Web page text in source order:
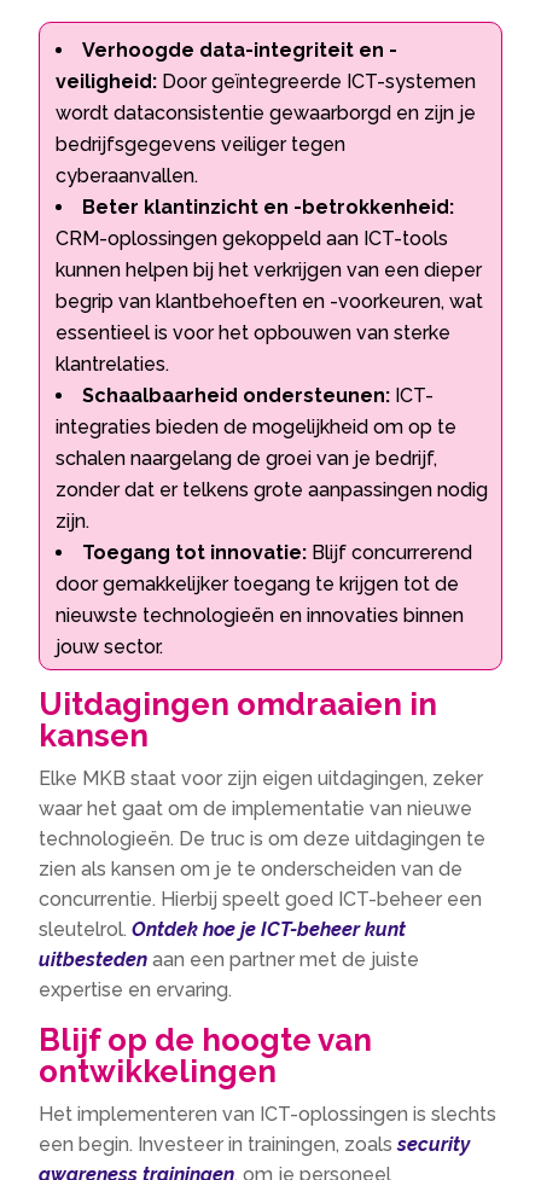
Verhoogde data-integriteit en -
veiligheid: Door geïntegreerde ICT-systemen
wordt dataconsistentie gewaarborgd en zijn je
bedrijfsgegevens veiliger tegen
cyberaanvallen.
Beter klantinzicht en -betrokkenheid:
CRM-oplossingen gekoppeld aan ICT-tools
kunnen helpen bij het verkrijgen van een dieper
begrip van klantbehoeften en -voorkeuren, wat
essentieel is voor het opbouwen van sterke
klantrelaties.
Schaalbaarheid ondersteunen: ICT-
integraties bieden de mogelijkheid om op te
schalen naargelang de groei van je bedrijf,
zonder dat er telkens grote aanpassingen nodig
zijn.
Toegang tot innovatie: Blijf concurrerend
door gemakkelijker toegang te krijgen tot de
nieuwste technologieën en innovaties binnen
jouw sector.
Uitdagingen omdraaien in
kansen
Elke MKB staat voor zijn eigen uitdagingen, zeker
waar het gaat om de implementatie van nieuwe
technologieën. De truc is om deze uitdagingen te
zien als kansen om je te onderscheiden van de
concurrentie. Hierbij speelt goed ICT-beheer een
sleutelrol.Ontdek hoe je ICT-beheer kunt
uitbesteden aan een partner met de juiste
expertise en ervaring.
Blijf op de hoogte van
ontwikkelingen
Het implementeren van ICT-oplossingen is slechts
een begin. Investeer in trainingen, zoalssecurity
awareness trainingen, om je personeel